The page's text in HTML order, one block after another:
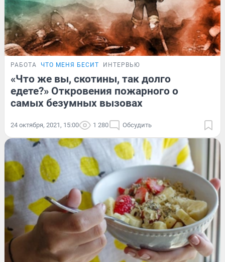
РАБОТА ЧТО МЕНЯ БЕСИТ ИНТЕРВЬЮ
«Что же вы, скотины, так долго
едете?» Откровения пожарного о
самых безумных вызовах
24 октября, 2021, 15:00 1 280 Обсудить